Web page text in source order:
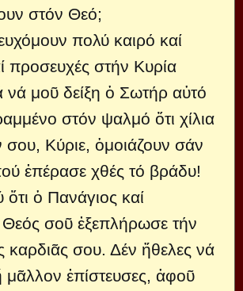
στόν Θεό;
πολύ καιρό καί
προσευχές στήν Κυρία
νά μοῦ δείξη ὁ Σωτήρ αὐτό
στόν ψαλμό ὅτι χίλια
σου, Κύριε, ὁμοιάζουν σάν
ἐπέρασε χθές τό βράδυ!
ὅτι ὁ Πανάγιος καί
σοῦ ἐξεπλήρωσε τήν
καρδιᾶς σου. Δέν ἤθελες νά
μᾶλλον ἐπίστευσες, ἀφοῦ